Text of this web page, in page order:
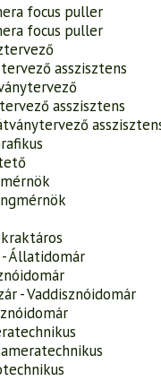
focus puller
focus puller
asszisztens
asszisztens
- Állatidomár
- Vaddisznóidomár